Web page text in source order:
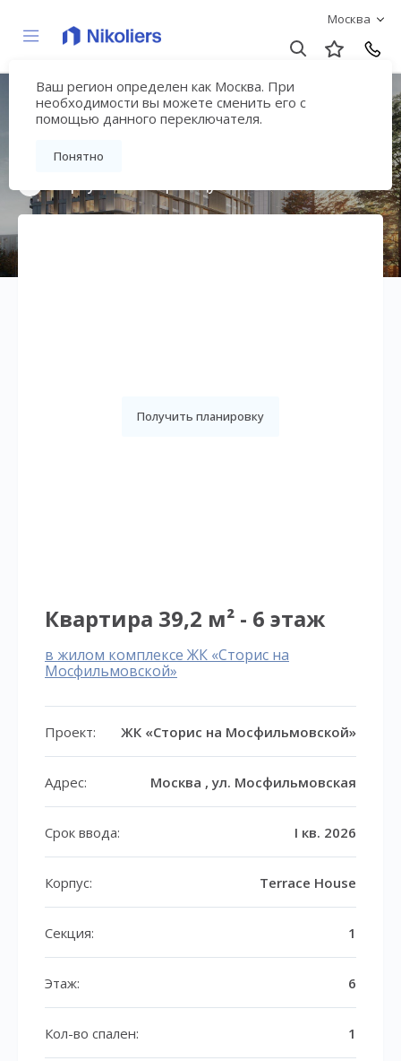
Москва
Ваш регион определен как Москва. При
необходимости вы можете сменить его с
помощью данного переключателя.
Понятно
ЖК «Сторис на
Мосфильмовской»
Получить планировку
Квартира 39,2 м² - 6 этаж
в жилом комплексе ЖК «Сторис на
Мосфильмовской»
Проект: ЖК «Сторис на Мосфильмовской»
Адрес: Москва , ул. Мосфильмовская
Срок ввода: I кв. 2026
Корпус: Terrace House
Секция: 1
Этаж: 6
Кол-во спален: 1